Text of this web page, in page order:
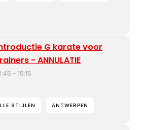
G karate voor
- ANNULATIE
- 15:15
STIJLEN ANTWERPEN